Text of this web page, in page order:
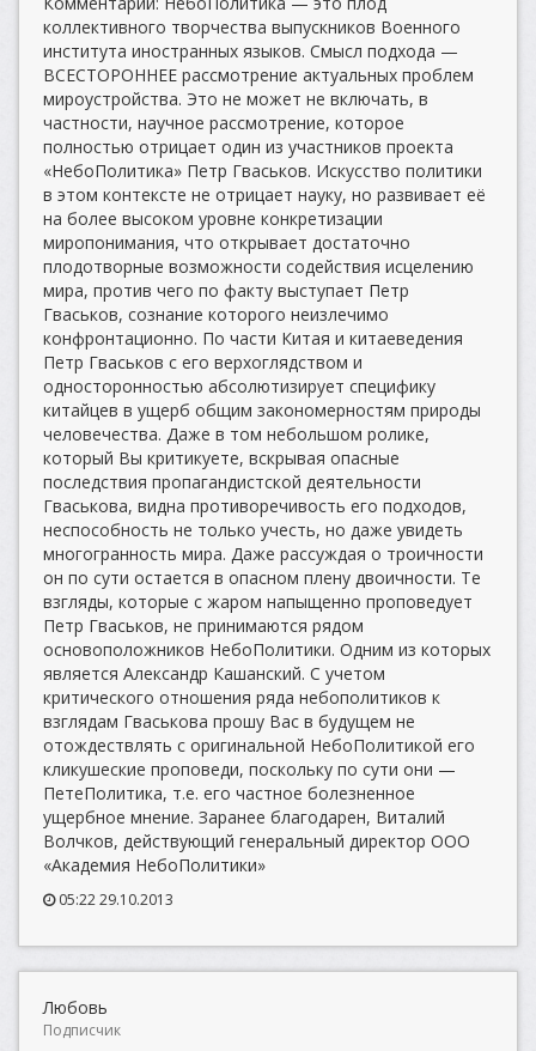
коллективного творчества выпускников Военного
института иностранных языков. Смысл подхода —
ВСЕСТОРОННЕЕ рассмотрение актуальных проблем
мироустройства. Это не может не включать, в
частности, научное рассмотрение, которое
полностью отрицает один из участников проекта
«НебоПолитика» Петр Гваськов. Искусство политики
в этом контексте не отрицает науку, но развивает её
на более высоком уровне конкретизации
миропонимания, что открывает достаточно
плодотворные возможности содействия исцелению
мира, против чего по факту выступает Петр
Гваськов, сознание которого неизлечимо
конфронтационно. По части Китая и китаеведения
Петр Гваськов с его верхоглядством и
односторонностью абсолютизирует специфику
китайцев в ущерб общим закономерностям природы
человечества. Даже в том небольшом ролике,
который Вы критикуете, вскрывая опасные
последствия пропагандистской деятельности
Гваськова, видна противоречивость его подходов,
неспособность не только учесть, но даже увидеть
многогранность мира. Даже рассуждая о троичности
он по сути остается в опасном плену двоичности. Те
взгляды, которые с жаром напыщенно проповедует
Петр Гваськов, не принимаются рядом
основоположников НебоПолитики. Одним из которых
является Александр Кашанский. С учетом
критического отношения ряда небополитиков к
взглядам Гваськова прошу Вас в будущем не
отождествлять с оригинальной НебоПолитикой его
кликушеские проповеди, поскольку по сути они —
ПетеПолитика, т.е. его частное болезненное
ущербное мнение. Заранее благодарен, Виталий
Волчков, действующий генеральный директор ООО
«Академия НебоПолитики»
05:22 29.10.2013
Любовь
Подписчик